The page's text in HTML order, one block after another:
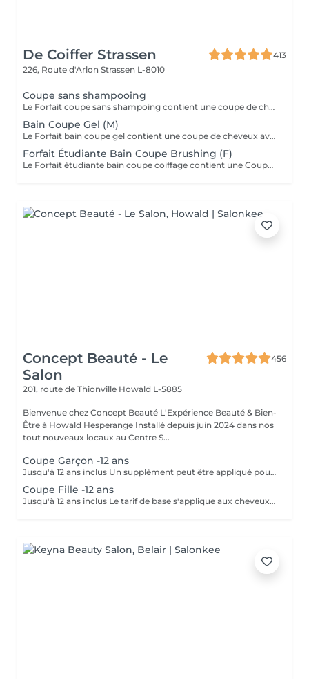
De Coiffer Strassen
413
226, Route d'Arlon Strassen L-8010
Coupe sans shampooing
Le Forfait coupe sans shampoing contient une coupe de cheveux sans shampoing pour les étudiants. En cas de questions veuillez appeler au +352 26 35 02 89.
Bain Coupe Gel (M)
Le Forfait bain coupe gel contient une coupe de cheveux avec shampoing et l'application d'un produit de finition (Gel, Cire, Laque, etc.) pour les étudiants. En cas de questions veuillez appeler au +352 26 35 02 89.
Forfait Étudiante Bain Coupe Brushing (F)
Le Forfait étudiante bain coupe coiffage contient une Coupe et un Brushing pour les étudiantes. Dépendant de la longueur des cheveux, le prix peut varier. En cas de questions veuillez appeler au +352 26 35 02 89.
Concept Beauté - Le
Salon
456
201, route de Thionville Howald L-5885
Bienvenue chez Concept Beauté L'Expérience Beauté & Bien-
Être à Howald Hesperange Installé depuis juin 2024 dans nos
tout nouveaux locaux au Centre S...
Coupe Garçon -12 ans
Jusqu'à 12 ans inclus Un supplément peut être appliqué pour les cheveux très longs, très épais ou nécessitant un temps de travail supplémentaire.
Coupe Fille -12 ans
Jusqu'à 12 ans inclus Le tarif de base s'applique aux cheveux courts à mi-longs. Un supplément peut être appliqué pour les cheveux très longs, très épais ou nécessitant un temps de travail supplémentaire.